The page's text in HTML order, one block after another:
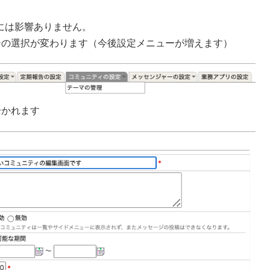
影響ありません。
選択が変わります（今後設定メニューが増えます）
れます